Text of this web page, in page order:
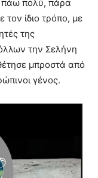
πάω πολύ, πάρα
ίδιο τρόπο, με
της
την Σελήνη
μπροστά από
γένος.